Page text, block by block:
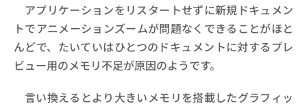
アプリケーションをリスタートせずに新規ドキュメン
トでアニメーションズームが問題なくできることがほと
んどで、たいていはひとつのドキュメントに対するプレ
ビュー用のメモリ不足が原因のようです。
言い換えるとより大きいメモリを搭載したグラフィッ